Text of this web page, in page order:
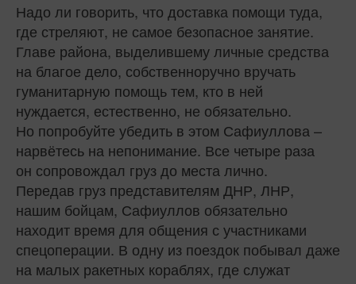
Надо ли говорить, что доставка помощи туда,
где стреляют, не самое безопасное занятие.
Главе района, выделившему личные средства
на благое дело, собственноручно вручать
гуманитарную помощь тем, кто в ней
нуждается, естественно, не обязательно.
Но попробуйте убедить в этом Сафиуллова –
нарвётесь на непонимание. Все четыре раза
он сопровождал груз до места лично.
Передав груз представителям ДНР, ЛНР,
нашим бойцам, Сафиуллов обязательно
находит время для общения с участниками
спецоперации. В одну из поездок побывал даже
на малых ракетных кораблях, где служат